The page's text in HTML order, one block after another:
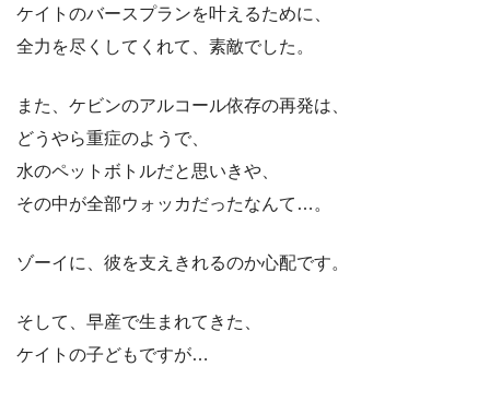
ケイトのバースプランを叶えるために、
全力を尽くしてくれて、素敵でした。
また、ケビンのアルコール依存の再発は、
どうやら重症のようで、
水のペットボトルだと思いきや、
その中が全部ウォッカだったなんて…。
ゾーイに、彼を支えきれるのか心配です。
そして、早産で生まれてきた、
ケイトの子どもですが…